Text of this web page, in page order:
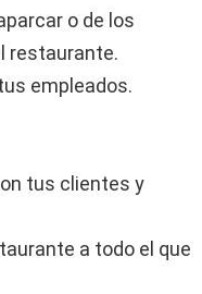
o de los
restaurante.
empleados.
tus clientes y
a todo el que